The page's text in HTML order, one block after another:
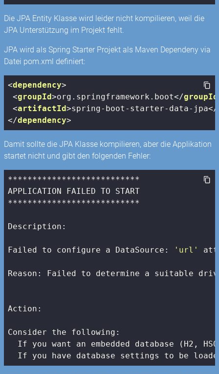
Die JPA Entity Klasse wird leider nicht kompilieren, weil die
JPA Unterstützung im Projekt fehlt.
JPA wird als Spring Starter Projekt als Maven Dependeny via
Datei pom.xml definiert:
<dependency>
<groupId>org.springframework.boot</groupId
<artifactId>spring-boot-starter-data-jpa</
</dependency>
Damit sollte die JPA Klasse kompilieren, aber die Applikation
startet nicht und gibt den folgenden Fehler:
***************************
APPLICATION FAILED TO START
***************************
Description:
Failed to configure a DataSource: 'url'
Reason: Failed to determine a suitable
Action:
Consider the following:
If you want an embedded database (H2,
If you have database settings to be